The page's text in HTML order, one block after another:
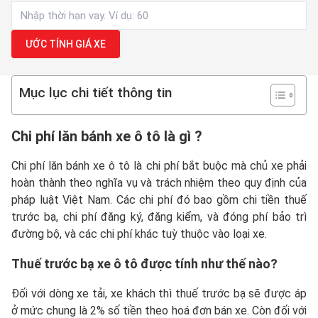
ƯỚC TÍNH GIÁ XE
Mục lục chi tiết thông tin
Chi phí lăn bánh xe ô tô là gì ?
Chi phí lăn bánh xe ô tô là chi phí bắt buộc mà chủ xe phải
hoàn thành theo nghĩa vụ và trách nhiệm theo quy định của
pháp luật Việt Nam. Các chi phí đó bao gồm chi tiền thuế
trước bạ, chi phí đăng ký, đăng kiểm, và đóng phí bảo trì
đường bộ, và các chi phí khác tuỳ thuộc vào loại xe.
Thuế trước bạ xe ô tô được tính như thế nào?
Đối với dòng xe tải, xe khách thì thuế trước bạ sẽ được áp
ở mức chung là 2% số tiền theo hoá đơn bán xe. Còn đối với